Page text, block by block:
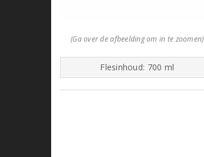
(Ga over de afbeelding om in te zoomen)
Flesinhoud: 700 ml